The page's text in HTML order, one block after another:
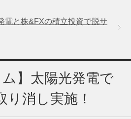
電と株&FXの積立投資で脱サ
ム】太陽光発電で
り消し実施！